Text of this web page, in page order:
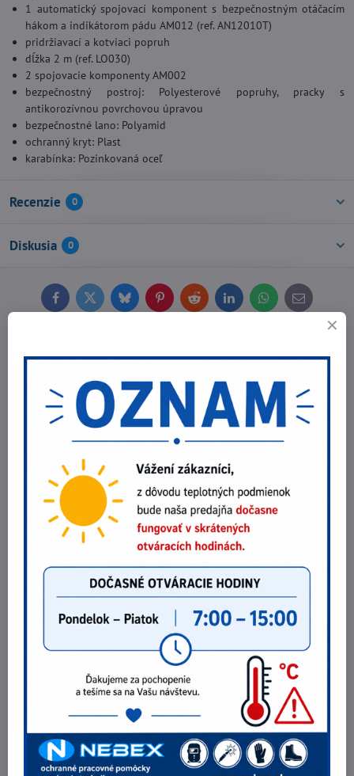
1 automatický spojovací komponent s bezpečnostným otáčacím
hákom a indikátorom pádu AM012 (ref. AN12010T)
pridržiavací a kotviaci popruh
dĺžka 2 m (ref. LO030)
2 spojovacie komponenty AM002
bezpečnostný postroj: Polyesterové popruhy, pracky s
antikorozívnou povrchovou úpravou
bezpečnostné lano: Polyamid
ochranný kryt: Plast
karabínka: Pozinkovaná oceľ
Recenzie 0
Diskusia 0
FacebookTwitterBlueskyPinterestReddit LinkedInWhatsApp
E-
mail
Najpredávanejšie produkty v tejto
kategórii
ODPORÚČAME
55,35 €
bez DPH
Zobraziť
Bezpečnostný opasok Deltaplus EX120
30,20 €
24,55 €bez DPH
Bezpečnostný opasok Protekt PB-10
28,91 € Zobraziť
Potrebujete poradiť?
Telefónne čísla
0903 40 80 66 / 0907 62 44 82